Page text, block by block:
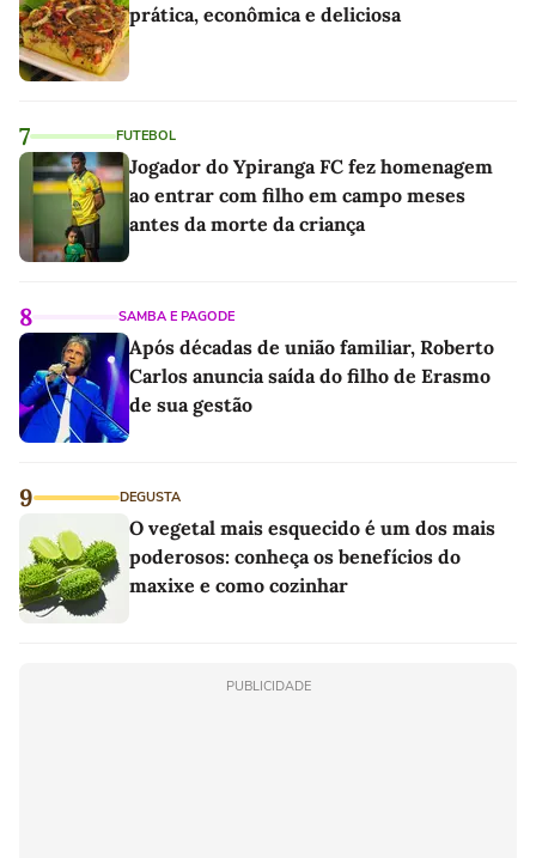
prática, econômica e deliciosa
7 FUTEBOL
Jogador do Ypiranga FC fez homenagem
ao entrar com filho em campo meses
antes da morte da criança
8 SAMBA E PAGODE
Após décadas de união familiar, Roberto
Carlos anuncia saída do filho de Erasmo
de sua gestão
9 DEGUSTA
O vegetal mais esquecido é um dos mais
poderosos: conheça os benefícios do
maxixe e como cozinhar
PUBLICIDADE